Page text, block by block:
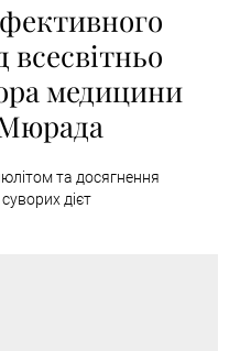
всесвітньо
медицини
та досягнення
дієт